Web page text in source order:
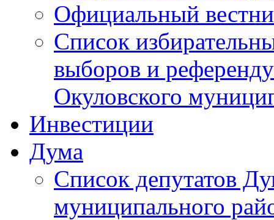
Официальный
Список
выборов и
Окуловского
Инвестиции
Дума
Список депутатов
муниципального